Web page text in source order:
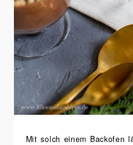
Mit solch einem Backofen